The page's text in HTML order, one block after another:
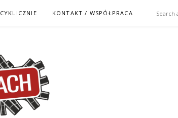
CYKLICZNIE KONTAKT / WSPÓŁPRACA